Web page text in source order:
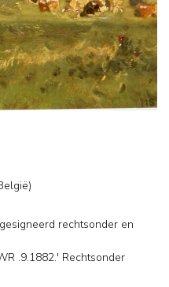
rechtsonder en
.9.1882.' Rechtsonder